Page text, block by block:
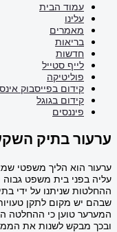
עמוד הבית
עלינו
מאמרים
בריאות
חדשות
לייף סטייל
פוליטיקה
קידום בפייסבוק
קידום בגוגל
פיננסים
ערעור בתיק
ערעור הוא הליך משפטי
עליה בפני בית משפט
ההחלטות שניתנו על ידי
שבהם יש מקום לתקן
המערער טוען כי ההחלטה
ובכך מבקש לשנות את